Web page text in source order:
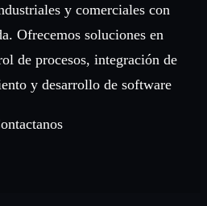
y comerciales con
Ofrecemos soluciones en
de procesos, integración de
y desarrollo de software